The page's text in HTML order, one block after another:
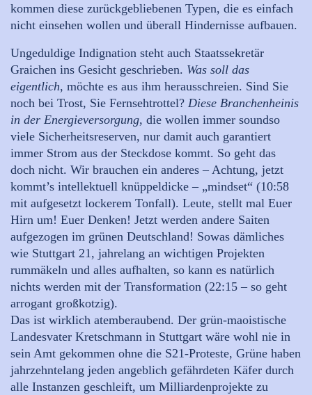
kommen diese zurückgebliebenen Typen, die es einfach
nicht einsehen wollen und überall Hindernisse aufbauen.
Ungeduldige Indignation steht auch Staatssekretär
Graichen ins Gesicht geschrieben. Was soll das
eigentlich, möchte es aus ihm herausschreien. Sind Sie
noch bei Trost, Sie Fernsehtrottel? Diese Branchenheinis
in der Energieversorgung, die wollen immer soundso
viele Sicherheitsreserven, nur damit auch garantiert
immer Strom aus der Steckdose kommt. So geht das
doch nicht. Wir brauchen ein anderes – Achtung, jetzt
kommt’s intellektuell knüppeldicke – „mindset“ (10:58
mit aufgesetzt lockerem Tonfall). Leute, stellt mal Euer
Hirn um! Euer Denken! Jetzt werden andere Saiten
aufgezogen im grünen Deutschland! Sowas dämliches
wie Stuttgart 21, jahrelang an wichtigen Projekten
rummäkeln und alles aufhalten, so kann es natürlich
nichts werden mit der Transformation (22:15 – so geht
arrogant großkotzig).
Das ist wirklich atemberaubend. Der grün-maoistische
Landesvater Kretschmann in Stuttgart wäre wohl nie in
sein Amt gekommen ohne die S21-Proteste, Grüne haben
jahrzehntelang jeden angeblich gefährdeten Käfer durch
alle Instanzen geschleift, um Milliardenprojekte zu